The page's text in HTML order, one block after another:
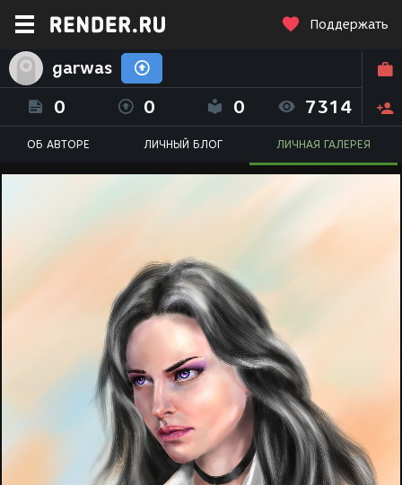
Поддержать
garwas
0 0 0 7314
ОБ АВТОРЕ ЛИЧНЫЙ БЛОГ ЛИЧНАЯ ГАЛЕРЕЯ